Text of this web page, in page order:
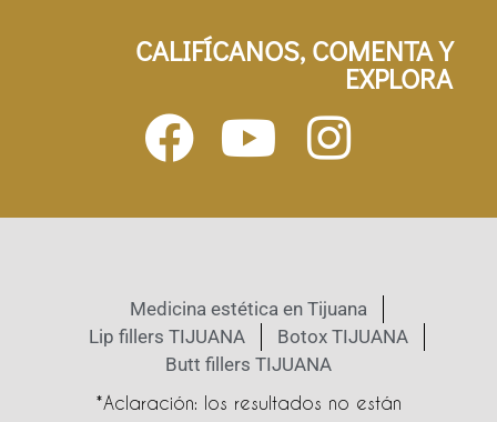
CALIFÍCANOS, COMENTA Y
EXPLORA
Medicina estética en Tijuana
Lip fillers TIJUANA
Botox TIJUANA
Butt fillers TIJUANA
*Aclaración: los resultados no están